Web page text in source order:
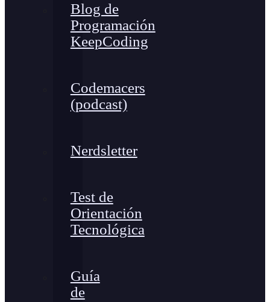
Blog de
Programación
KeepCoding
Codemacers
(podcast)
Nerdsletter
Test de
Orientación
Tecnológica
Guía
de